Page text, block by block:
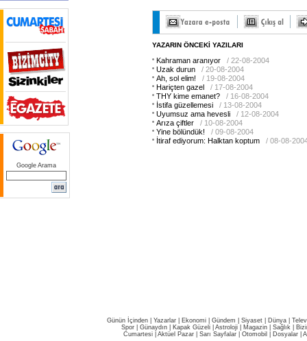
Google Arama
YAZARIN ÖNCEKİ YAZILARI
Kahraman aranıyor
/ 22-08-2004
Uzak durun
/ 20-08-2004
Ah, sol elim!
/ 19-08-2004
Hariçten gazel
/ 17-08-2004
THY kime emanet?
/ 16-08-2004
İstifa güzellemesi
/ 13-08-2004
Uyumsuz ama hevesli
/ 12-08-2004
Arıza çiftler
/ 10-08-2004
Yine bölündük!
/ 09-08-2004
İtiraf ediyorum: Halktan koptum
/ 08-08-
Günün İçinden Yazarlar Ekonomi Gündem Siyaset Dünya |
Spor
Günaydın Kapak Güzeli Astroloji Magazin Sağlık
Cumartesi| Aktüel Pazar| Sarı Sayfalar| Otomobil Dosyalar|